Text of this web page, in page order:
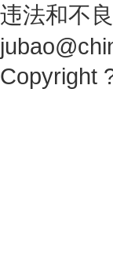
违法和不
Copyright